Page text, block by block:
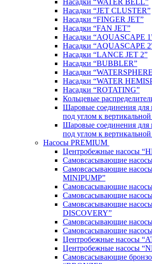
Насадки “JET CLUSTER”
Насадки “FINGER JET”
Насадки “FAN JET”
Насадки “AQUASCAPE
Насадки “AQUASCAPE
Насадки “LANCE JET 2”
Насадки “BUBBLER”
Насадки
Насадки “WATER
Насадки “ROTATING”
Кольцевые
Шаровые соединения для
под углом к
Шаровые соединения для
под углом к вертикальной
Насосы PREMIUM
Центробежные насосы
Самовсасывающие
Самовсасывающие
MINIPUMP”
Самовсасывающие
Самовсасывающие
Самовсасывающие
DISCOVERY”
Самовсасывающие
Самовсасывающие
Центробежные насосы
Центробежные насосы
Самовсасывающие